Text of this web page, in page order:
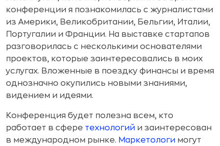
конференции я познакомилась с журналистами
из Америки, Великобритании, Бельгии, Италии,
Португалии и Франции. На выставке стартапов
разговорилась с несколькими основателями
проектов, которые заинтересовались в моих
услугах. Вложенные в поездку финансы и время
однозначно окупились новыми знаниями,
видением и идеями.
Конференция будет полезна всем, кто
работает в сфере технологий и заинтересован
в международном рынке. Маркетологи могут